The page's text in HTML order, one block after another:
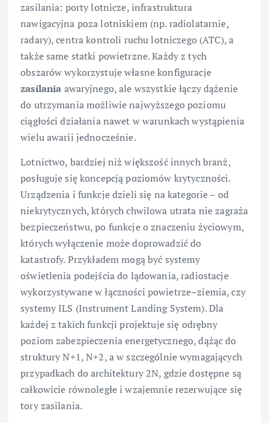
zasilania: porty lotnicze, infrastruktura
nawigacyjna poza lotniskiem (np. radiolatarnie,
radary), centra kontroli ruchu lotniczego (ATC), a
także same statki powietrzne. Każdy z tych
obszarów wykorzystuje własne konfiguracje
zasilania awaryjnego, ale wszystkie łączy dążenie
do utrzymania możliwie najwyższego poziomu
ciągłości działania nawet w warunkach wystąpienia
wielu awarii jednocześnie.
Lotnictwo, bardziej niż większość innych branż,
posługuje się koncepcją poziomów krytyczności.
Urządzenia i funkcje dzieli się na kategorie – od
niekrytycznych, których chwilowa utrata nie zagraża
bezpieczeństwu, po funkcje o znaczeniu życiowym,
których wyłączenie może doprowadzić do
katastrofy. Przykładem mogą być systemy
oświetlenia podejścia do lądowania, radiostacje
wykorzystywane w łączności powietrze–ziemia, czy
systemy ILS (Instrument Landing System). Dla
każdej z takich funkcji projektuje się odrębny
poziom zabezpieczenia energetycznego, dążąc do
struktury N+1, N+2, a w szczególnie wymagających
przypadkach do architektury 2N, gdzie dostępne są
całkowicie równoległe i wzajemnie rezerwujące się
tory zasilania.